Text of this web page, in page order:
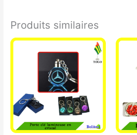
Produits similaires